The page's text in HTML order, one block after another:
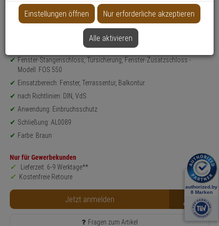
Datenblatt drucken
Fenster-Stangenschloss, Türsicherung, Fenster-Zusatzschloss -
Modell: FOS 550
Einsatzbereich: Fenster, Terrassentür, Balkontür
nach Richtlinien: DIN, VdS
Anwendung: Einbruchsschutz
Schließung: AL0089
Farbe: Braun
Nur für Gewerbekunden
Lieferzeit: 6-9 Werktage**
Kostenfreie Retoure
Jetzt anmelden
Fragen zum Artikel
Einstellungen öffnen Nur erforderliche akzeptieren
Alle aktivieren